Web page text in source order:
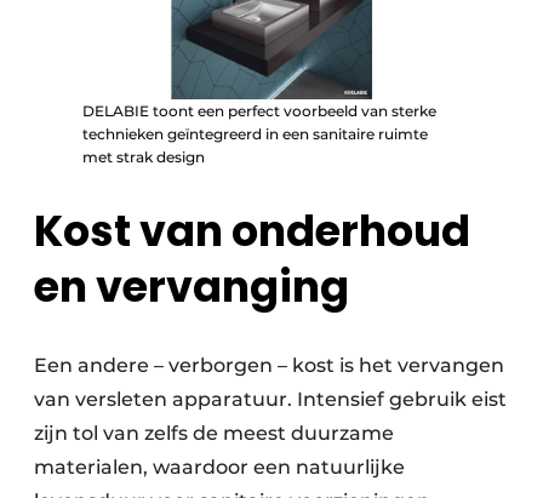
DELABIE toont een perfect voorbeeld van sterke
technieken geïntegreerd in een sanitaire ruimte
met strak design
Kost van onderhoud
en vervanging
Een andere – verborgen – kost is het vervangen
van versleten apparatuur. Intensief gebruik eist
zijn tol van zelfs de meest duurzame
materialen, waardoor een natuurlijke